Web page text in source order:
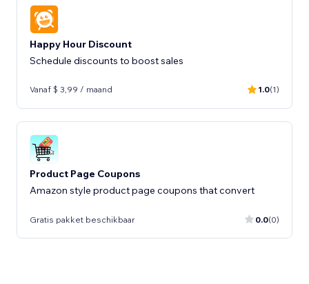
Happy Hour Discount
Schedule discounts to boost sales
Vanaf $ 3,99 / maand 1.0(1)
Product Page Coupons
Amazon style product page coupons that convert
Gratis pakket beschikbaar 0.0(0)